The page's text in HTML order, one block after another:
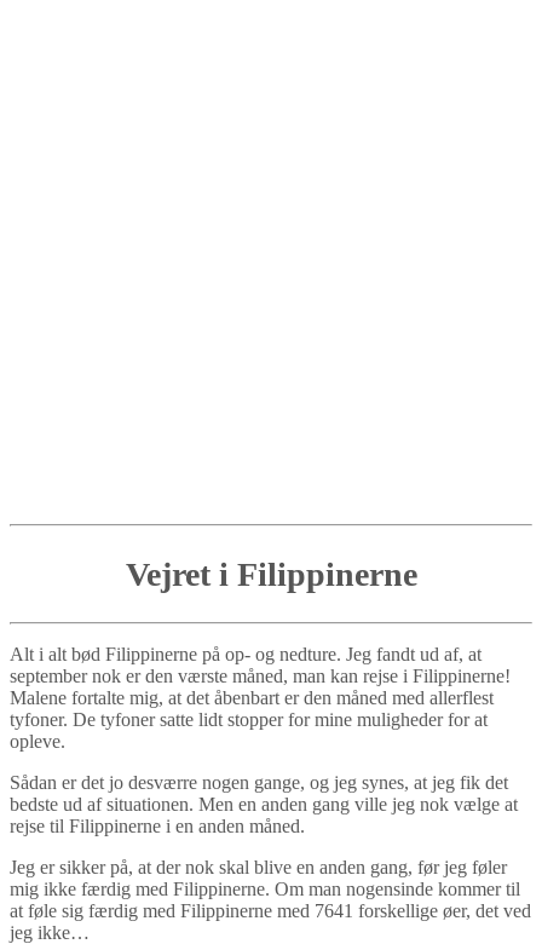
Vejret i Filippinerne
Alt i alt bød Filippinerne på op- og nedture. Jeg fandt ud af, at
september nok er den værste måned, man kan rejse i Filippinerne!
Malene fortalte mig, at det åbenbart er den måned med allerflest
tyfoner. De tyfoner satte lidt stopper for mine muligheder for at
opleve.
Sådan er det jo desværre nogen gange, og jeg synes, at jeg fik det
bedste ud af situationen. Men en anden gang ville jeg nok vælge at
rejse til Filippinerne i en anden måned.
Jeg er sikker på, at der nok skal blive en anden gang, før jeg føler
mig ikke færdig med Filippinerne. Om man nogensinde kommer til
at føle sig færdig med Filippinerne med 7641 forskellige øer, det ved
jeg ikke…